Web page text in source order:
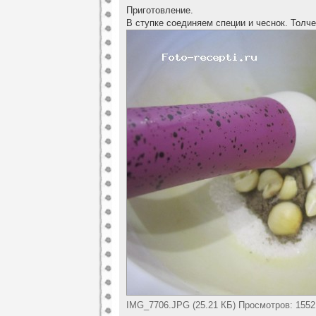
Приготовление.
В ступке соединяем специи и чеснок.
IMG_7706.JPG (25.21 КБ) Просмотров: 1552